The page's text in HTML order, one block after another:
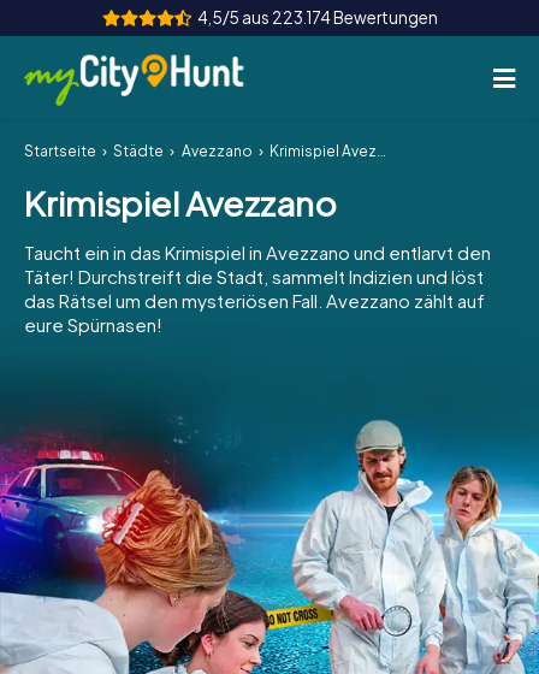
4,5/5 aus 223.174 Bewertungen
So funktioniert's
Städte
Touren
Teamevent
INT AT
ES
IE
IT
NL
Tickets buchen
Startseite Städte Avezzano Krimispiel Avezzano
Krimispiel Avezzano
Taucht ein in das Krimispiel in Avezzano und entlarvt den
Täter! Durchstreift die Stadt, sammelt Indizien und löst
das Rätsel um den mysteriösen Fall. Avezzano zählt auf
eure Spürnasen!